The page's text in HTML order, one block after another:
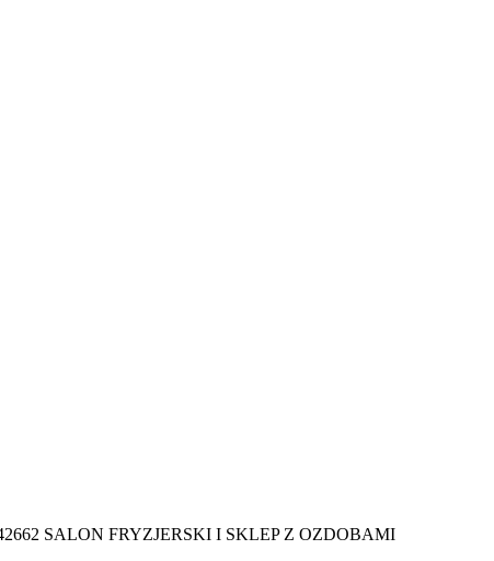
SALON FRYZJERSKI I SKLEP Z OZDOBAMI